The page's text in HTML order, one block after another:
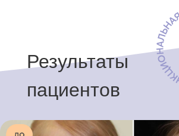
Результаты
пациентов